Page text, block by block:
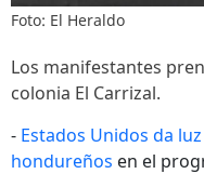
Foto: El Heraldo
Los manifestantes
colonia El Carrizal.
- Estados Unidos da
hondureños en el